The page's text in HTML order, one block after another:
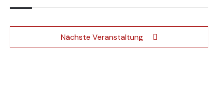
Nächste Veranstaltung